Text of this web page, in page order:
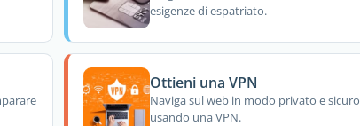
esigenze di espatriato.
Ottieni una VPN
Naviga sul web in modo privato e sicuro
usando una VPN.